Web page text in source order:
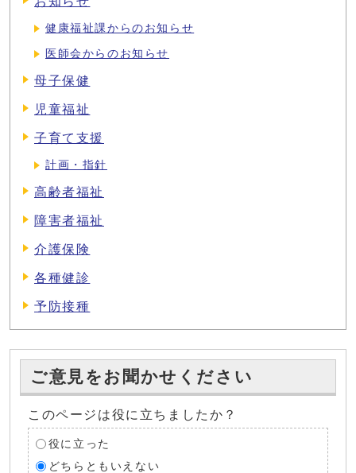
健康福祉課からのお知らせ
医師会からのお知らせ
母子保健
児童福祉
子育て支援
計画・指針
高齢者福祉
障害者福祉
介護保険
各種健診
予防接種
ご意見をお聞かせください
このページは役に立ちましたか？
役に立った
どちらともいえない